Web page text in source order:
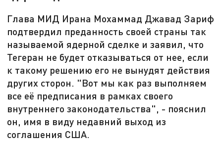
Глава МИД Ирана Мохаммад Джавад Зариф
подтвердил преданность своей страны так
называемой ядерной сделке и заявил, что
Тегеран не будет отказываться от нее, если
к такому решению его не вынудят действия
других сторон. "Вот мы как раз выполняем
все её предписания в рамках своего
внутреннего законодательства", - пояснил
он, имя в виду недавний выход из
соглашения США.